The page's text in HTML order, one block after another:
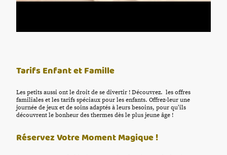
Tarifs Enfant et Famille
Les petits aussi ont le droit de se divertir ! Découvrez. les offres
familiales et les tarifs spéciaux pour les enfants. Offrez-leur une
journée de jeux et de soins adaptés à leurs besoins, pour qu’ils
découvrent le bonheur des thermes dès le plus jeune âge !
Réservez Votre Moment Magique !